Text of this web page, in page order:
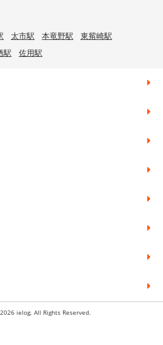
太市駅 本竜野駅
東觜崎駅
駅 佐用駅
ielog. All Rights Reserved.